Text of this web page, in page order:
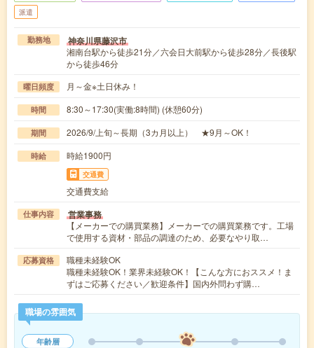
派遣
勤務地 神奈川県藤沢市
湘南台駅から徒歩21分／六会日大前駅から徒歩28分／長後駅
から徒歩46分
曜日頻度 月～金※土日休み！
時間 8:30～17:30(実働:8時間) (休憩60分)
期間 2026/9/上旬～長期（3カ月以上） ★9月～OK！
時給 時給1900円
交通費
交通費支給
仕事内容 営業事務
【メーカーでの購買業務】メーカーでの購買業務です。工場
で使用する資材・部品の調達のため、必要なやり取…
応募資格
職種未経験OK
職種未経験OK！業界未経験OK！【こんな方におススメ！ま
ずはご応募ください／歓迎条件】国内外問わず購…
職場の雰囲気
年齢層